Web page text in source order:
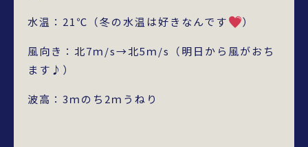
水温：21℃（冬の水温は好きなんです ）
風向き：北7ｍ/s→北5ｍ/s（明日から風がおち
ます♪）
波高：3ｍのち2ｍうねり